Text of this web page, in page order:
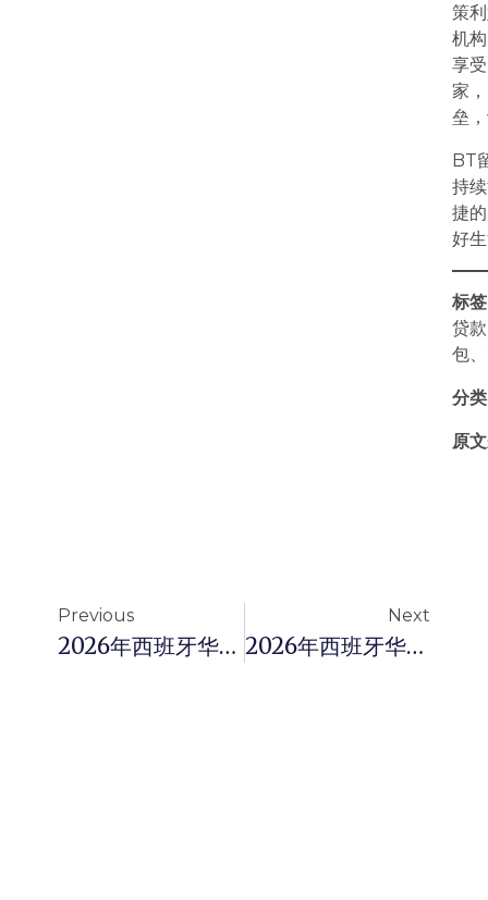
策
机
享
家
垒
BT
持
捷
好
标
贷
包
分
原
Previous
2026年西班牙华人留学生必读：如何识别正规贷款机构与防范留学贷款陷阱？格拉纳达大学中国留学生防骗指南
Next
2026年西班牙华人物流企业主库存融资完全指南：跨境货运与仓储库存贷款全攻略